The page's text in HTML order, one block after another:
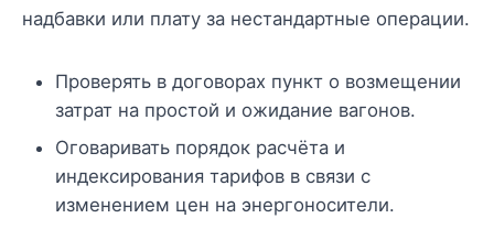
надбавки или плату за нестандартные операции.
Проверять в договорах пункт о возмещении
затрат на простой и ожидание вагонов.
Оговаривать порядок расчёта и
индексирования тарифов в связи с
изменением цен на энергоносители.